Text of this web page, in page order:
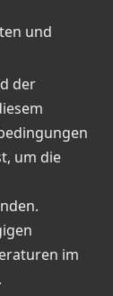
und
der
um die
im